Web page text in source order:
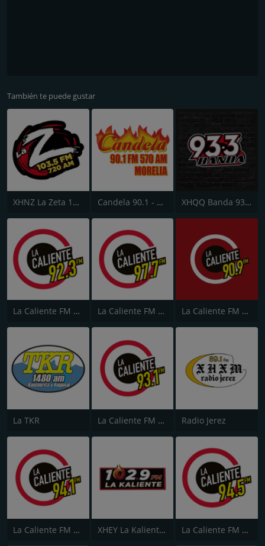
También te puede gustar
XHNZ La Zeta 103.5 FM Candela 90.1 - Morelia XHQQ Banda 93.3 FM
La Caliente FM 92.3 La Caliente FM 97.7 La Caliente FM 90.9
La TKR La Caliente FM 93.1 Radio Jerez
La Caliente FM 94.1 XHEY La Kaliente 102.9 La Caliente FM 94.5